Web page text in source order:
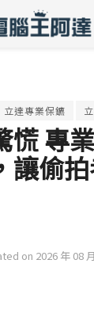
立達專業保鑣
慌 專
讓偷
on 2026 年 08